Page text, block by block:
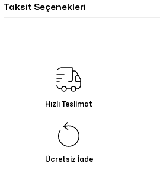
Taksit Seçenekleri
Hızlı Teslimat
Ücretsiz İade